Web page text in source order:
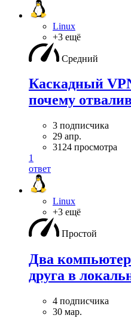
Linux
+3 ещё
Средний
Каскадный
почему
3 подписчика
29 апр.
3124 просмотра
1
ответ
Linux
+3 ещё
Простой
Два
друга в
4 подписчика
30 мар.